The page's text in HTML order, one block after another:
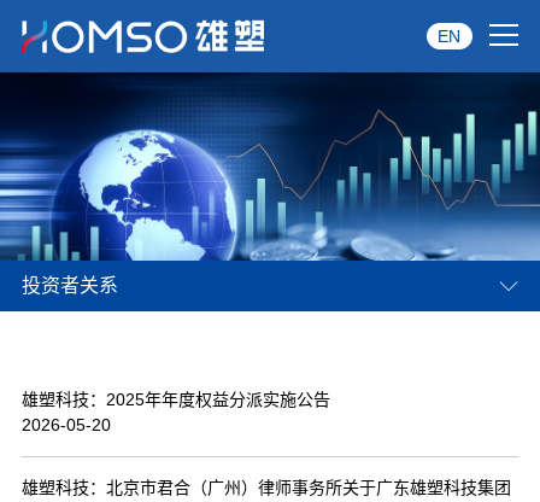
关于雄塑
产品中心
品牌服务
资讯中心
EN
投资者关系
雄塑科技：2025年年度权益分派实施公告
2026-05-20
雄塑科技：北京市君合（广州）律师事务所关于广东雄塑科技集团